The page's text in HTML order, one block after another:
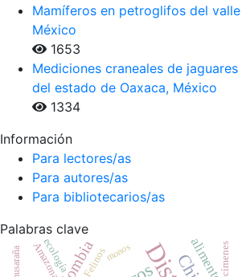
Mamíferos en petroglifos del
México
1653
Mediciones craneales de
del estado de Oaxaca, México
1334
Información
Para lectores/as
Para autores/as
Para bibliotecarios/as
Palabras clave
alimento
Amazonas Felinos
ecología
musaraña monos